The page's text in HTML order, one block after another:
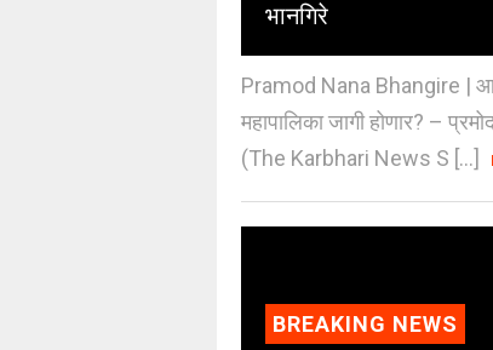
भानगिरे
Pramod Nana Bhangire |
महापालिका जागी होणार? –
(The Karbhari News S [...]
BREAKING NEWS